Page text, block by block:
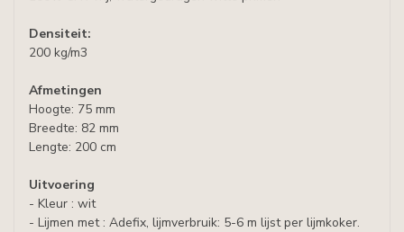
Densiteit:
200 kg/m3
Afmetingen
Hoogte: 75 mm
Breedte: 82 mm
Lengte: 200 cm
Uitvoering
- Kleur : wit
- Lijmen met : Adefix, lijmverbruik: 5-6 m lijst per lijmkoker.